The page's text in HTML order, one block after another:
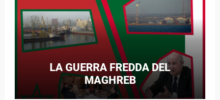
LA GUERRA FREDDA DEL
MAGHREB